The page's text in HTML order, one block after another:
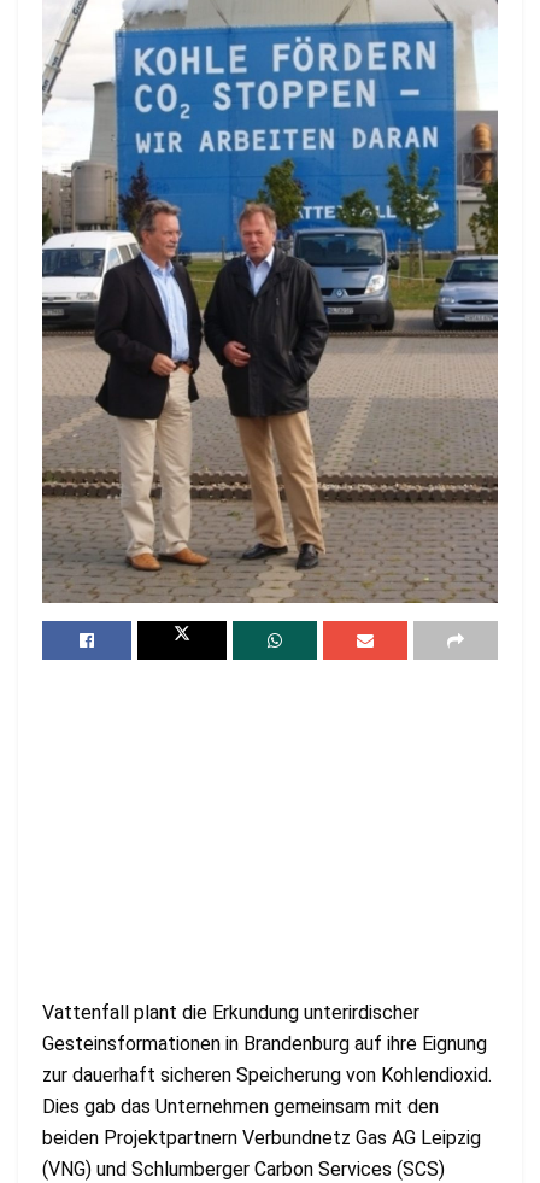
Vattenfall plant die Erkundung unterirdischer
Gesteinsformationen in Brandenburg auf ihre Eignung
zur dauerhaft sicheren Speicherung von Kohlendioxid.
Dies gab das Unternehmen gemeinsam mit den
beiden Projektpartnern Verbundnetz Gas AG Leipzig
(VNG) und Schlumberger Carbon Services (SCS)